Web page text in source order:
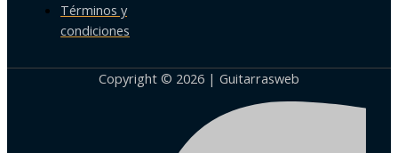
Términos y
condiciones
Copyright © 2026 | Guitarrasweb